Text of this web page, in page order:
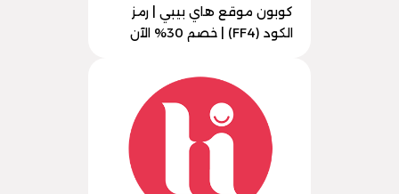
كوبون موقع هاي بيبي | رمز
الكود (FF4) | خصم 30% الآن